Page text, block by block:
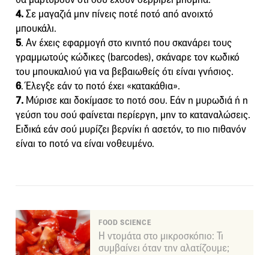
4.Σε μαγαζιά μην πίνεις ποτέ ποτό από ανοιχτό
μπουκάλι.
5. Αν έχεις εφαρμογή στο κινητό που σκανάρει τους
γραμμωτούς κώδικες (barcodes), σκάναρε τον κωδικό
του μπουκαλιού για να βεβαιωθείς ότι είναι γνήσιος.
6. Έλεγξε εάν το ποτό έχει «κατακάθια».
7. Μύρισε και δοκίμασε το ποτό σου. Εάν η μυρωδιά ή η
γεύση του σού φαίνεται περίεργη, μην το καταναλώσεις.
Ειδικά εάν σού μυρίζει βερνίκι ή ασετόν, το πιο πιθανόν
είναι το ποτό να είναι νοθευμένο.
FOOD SCIENCE
Η ντομάτα στο μικροσκόπιο: Τι
συμβαίνει όταν την αλατίζουμε;